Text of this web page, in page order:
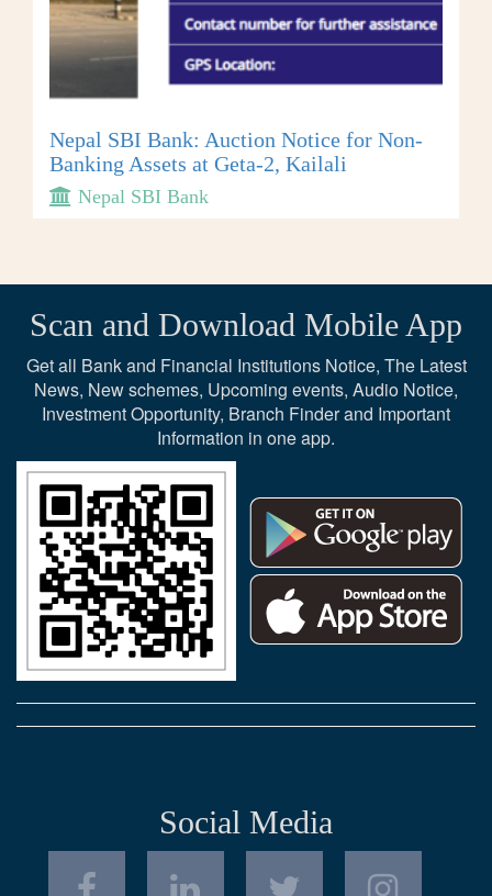
Nepal SBI Bank: Auction Notice for Non-
Banking Assets at Geta-2, Kailali
Nepal SBI Bank
Scan and Download Mobile App
Get all Bank and Financial Institutions Notice, The Latest
News, New schemes, Upcoming events, Audio Notice,
Investment Opportunity, Branch Finder and Important
Information in one app.
Social Media